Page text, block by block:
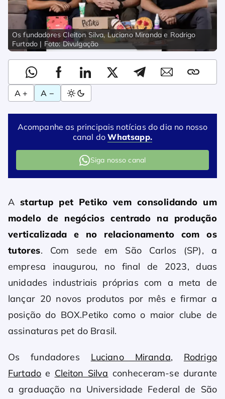
Os fundadores Cleiton Silva, Luciano Miranda e Rodrigo
Furtado | Foto: Divulgação
A + A −
Acompanhe as principais notícias do dia no nosso
canal doWhatsapp.
Siga nosso canal
A startup pet Petiko vem consolidando um
modelo de negócios centrado na produção
verticalizada e no relacionamento com os
tutores. Com sede em São Carlos (SP), a
empresa inaugurou, no final de 2023, duas
unidades industriais próprias com a meta de
lançar 20 novos produtos por mês e firmar a
posição do BOX.Petiko como o maior clube de
assinaturas pet do Brasil.
Os fundadores Luciano Miranda, Rodrigo
Furtado e Cleiton Silva conheceram-se durante
a graduação na Universidade Federal de São